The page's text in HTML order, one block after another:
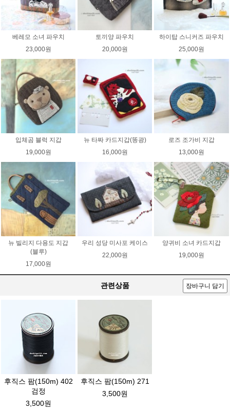
베레모 소녀 파우치
23,000원
토끼양 파우치
20,000원
하이탑 스니커즈 파우치
25,000원
입체곰 블럭 지갑
19,000원
뉴 타짜 카드지갑(똥광)
16,000원
로즈 조가비 지갑
13,000원
뉴 빌리지 다용도 지갑
(블루)
17,000원
우리 성당 미사포 케이스
22,000원
양귀비 소녀 카드지갑
19,000원
관련상품 장바구니 담기
후직스 팜(150m) 402
검정
3,500원
후직스 팜(150m) 271
3,500원